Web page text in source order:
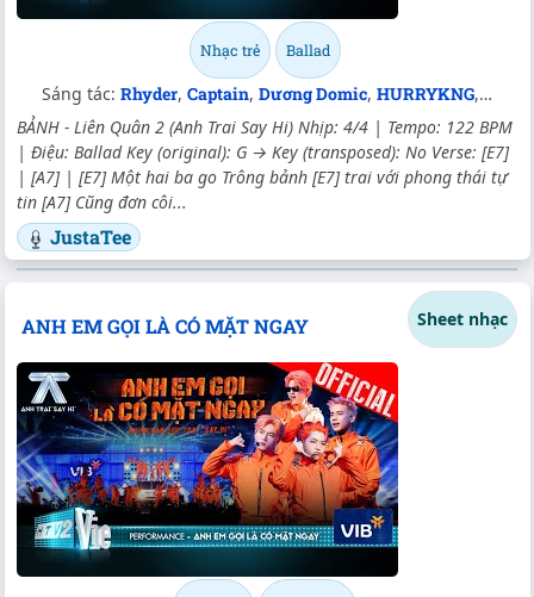
Nhạc trẻ Ballad
Sáng tác: Rhyder, Captain, Dương Domic, HURRYKNG, Ns
BẢNH - Liên Quân 2 (Anh Trai Say Hi) Nhịp: 4/4 | Tempo: 122 BPM
| Điệu: Ballad Key (original): G → Key (transposed): No Verse: [E7]
| [A7] | [E7] Một hai ba go Trông bảnh [E7] trai với phong thái tự
tin [A7] Cũng đơn côi...
JustaTee
ANH EM GỌI LÀ CÓ MẶT NGAY Sheet nhạc